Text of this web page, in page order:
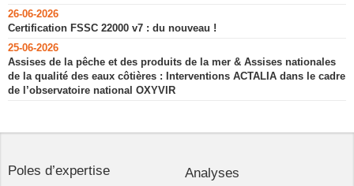
26-06-2026
Certification FSSC 22000 v7 : du nouveau !
25-06-2026
Assises de la pêche et des produits de la mer & Assises nationales
de la qualité des eaux côtières : Interventions ACTALIA dans le cadre
de l’observatoire national OXYVIR
Poles d’expertise
Analyses